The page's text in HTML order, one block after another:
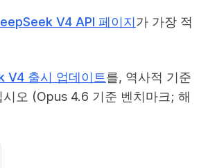
V4 API 페이지가 가장 적
V4 출시 업데이트를, 역사적 기준
시오 (Opus 4.6 기준 벤치마크; 해